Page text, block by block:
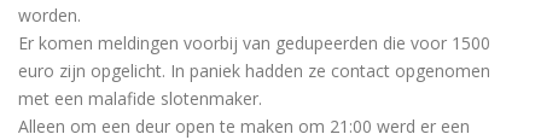
worden.
Er komen meldingen voorbij van gedupeerden die voor 1500
euro zijn opgelicht. In paniek hadden ze contact opgenomen
met een malafide slotenmaker.
Alleen om een ​​deur open te maken om 21:00 werd er een